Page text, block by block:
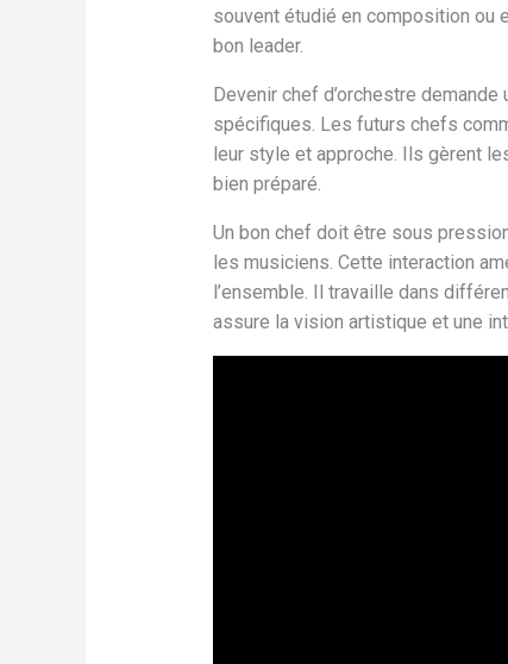
souvent étudié en composition ou
bon leader.
Devenir chef d’orchestre
spécifiques. Les futurs chefs
leur style et approche. Ils gèrent
bien préparé.
Un bon chef doit être sous
les musiciens. Cette interaction
l’ensemble. Il travaille dans
assure la vision artistique et une